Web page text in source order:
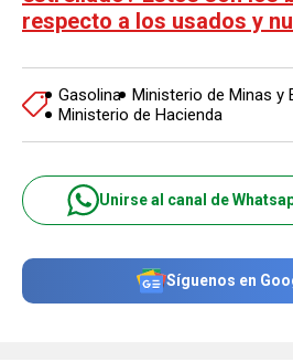
respecto a los usados y
Gasolina Ministerio de Minas y
Ministerio de Hacienda
Unirse al canal de
Síguenos en